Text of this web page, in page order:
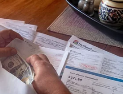
xuất nhập khẩu đạt 681,1 tỷ
đạt 354,7 tỷ USD, nhập
cán cân thương mại hàng
siêu 28,3 tỷ USD